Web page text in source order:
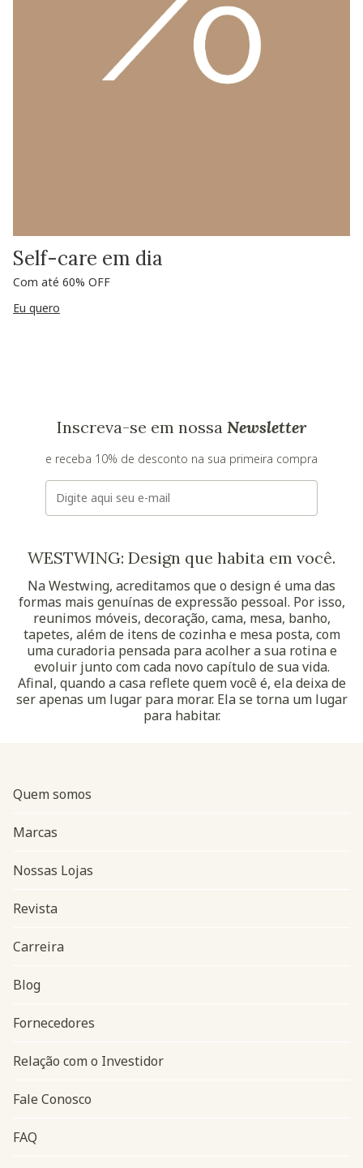
Self-care em dia
Com até 60% OFF
Eu quero
Inscreva-se em nossa Newsletter
e receba 10% de desconto na sua primeira compra
E-mail
WESTWING: Design que habita em você.
Na Westwing, acreditamos que o design é uma das
formas mais genuínas de expressão pessoal. Por isso,
reunimos móveis, decoração, cama, mesa, banho,
tapetes, além de itens de cozinha e mesa posta, com
uma curadoria pensada para acolher a sua rotina e
evoluir junto com cada novo capítulo de sua vida.
Afinal, quando a casa reflete quem você é, ela deixa de
ser apenas um lugar para morar. Ela se torna um lugar
para habitar.
Navegação do rodapé
Quem somos
Marcas
Nossas Lojas
Revista
Carreira
Blog
Fornecedores
Relação com o Investidor
Fale Conosco
FAQ